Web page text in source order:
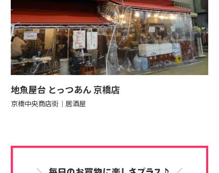
地魚屋台 とっつあん 京橋店
京橋中央商店街 居酒屋